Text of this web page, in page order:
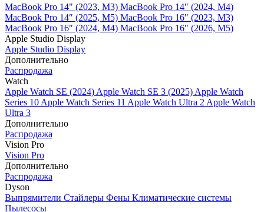
MacBook Pro 14" (2023, M3) MacBook Pro 14″ (2024, M4)
MacBook Pro 14″ (2025, M5) MacBook Pro 16" (2023, M3)
MacBook Pro 16″ (2024, M4) MacBook Pro 16" (2026, M5)
Apple Studio Display
Apple Studio Display
Дополнительно
Распродажа
Watch
Apple Watch SE (2024) Apple Watch SE 3 (2025) Apple Watch
Series 10 Apple Watch Series 11 Apple Watch Ultra 2 Apple Watch
Ultra 3
Дополнительно
Распродажа
Vision Pro
Vision Pro
Дополнительно
Распродажа
Dyson
Выпрямители Стайлеры Фены Климатические системы
Пылесосы